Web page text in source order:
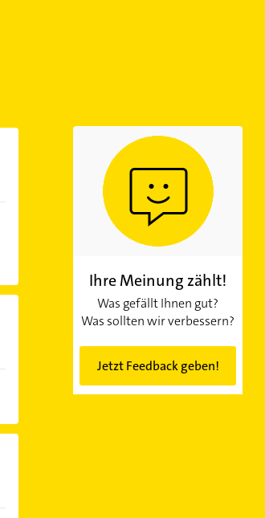
Ihre Meinung zählt!
Was gefällt Ihnen gut?
Was sollten wir verbessern?
Jetzt Feedback geben!